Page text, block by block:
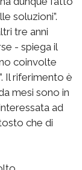
soluzioni”.
tre anni
- spiega il
coinvolte
Il riferimento è
mesi sono in
ad
che di